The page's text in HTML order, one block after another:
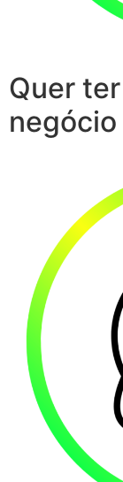
Quer
negócio